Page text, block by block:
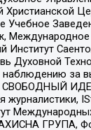
Христианской
Учебное
Международное
Институт
Духовной
наблюдению за
СВОБОДНЫЙ
журналистики,
ГРУПА,